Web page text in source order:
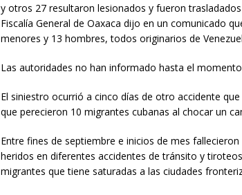
y otros 27 resultaron lesionados y fueron
Fiscalía General de Oaxaca dijo en un comunicado
menores y 13 hombres, todos originarios de
Las autoridades no han informado hasta el
El siniestro ocurrió a cinco días de otro accidente
que perecieron 10 migrantes cubanas al chocar un
Entre fines de septiembre e inicios de mes
heridos en diferentes accidentes de tránsito y
migrantes que tiene saturadas a las ciudades